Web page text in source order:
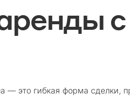
— это гибкая форма сделки,